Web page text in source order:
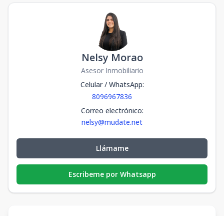
Nelsy Morao
Asesor Inmobiliario
Celular / WhatsApp:
8096967836
Correo electrónico:
nelsy@mudate.net
Llámame
Escribeme por Whatsapp